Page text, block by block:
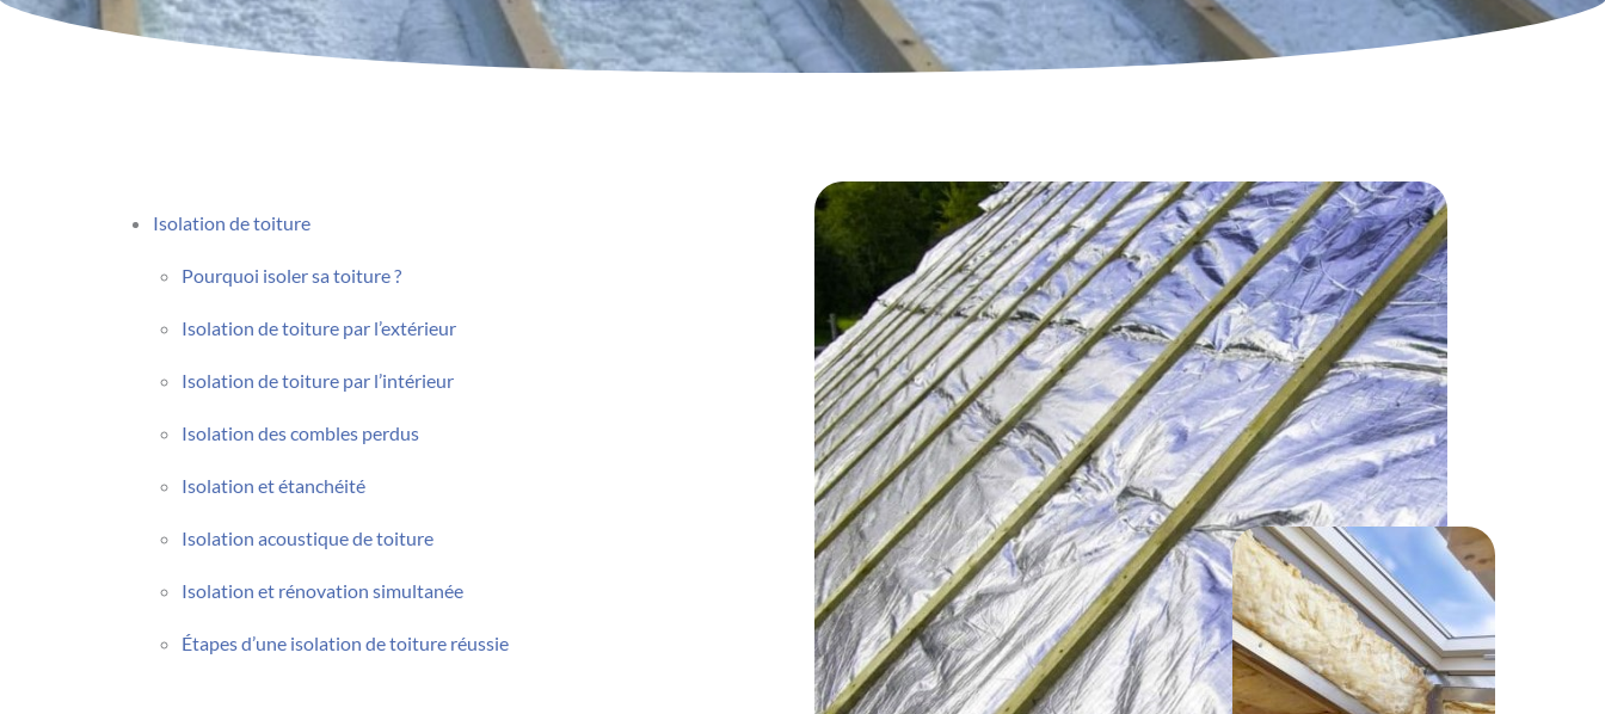
Isolation de toiture
Pourquoi isoler sa toiture ?
Isolation de toiture par l’extérieur
Isolation de toiture par l’intérieur
Isolation des combles perdus
Isolation et étanchéité
Isolation acoustique de toiture
Isolation et rénovation simultanée
Étapes d’une isolation de toiture réussie